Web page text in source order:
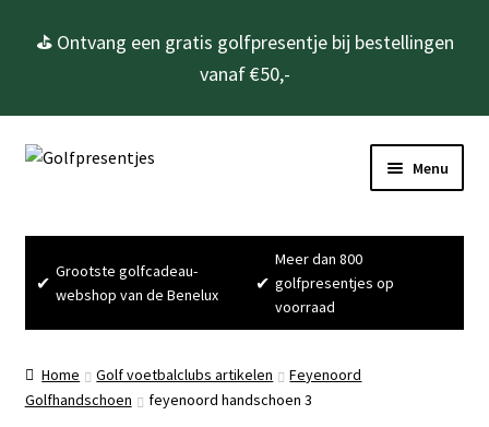
⛳ Ontvang een gratis golfpresentje bij bestellingen
vanaf €50,-
Ga
navigatie
Ga
inhoud
Menu
Golfcadeau’s
Golfbenodigdheden
Gadgets
✔
Grootste golfcadeau-
webshop van de Benelux
✔
Meer dan 800
golfpresentjes op
voorraad
Home Golf voetbalclubs artikelen
Feyenoord
Golfhandschoen
feyenoord handschoen 3